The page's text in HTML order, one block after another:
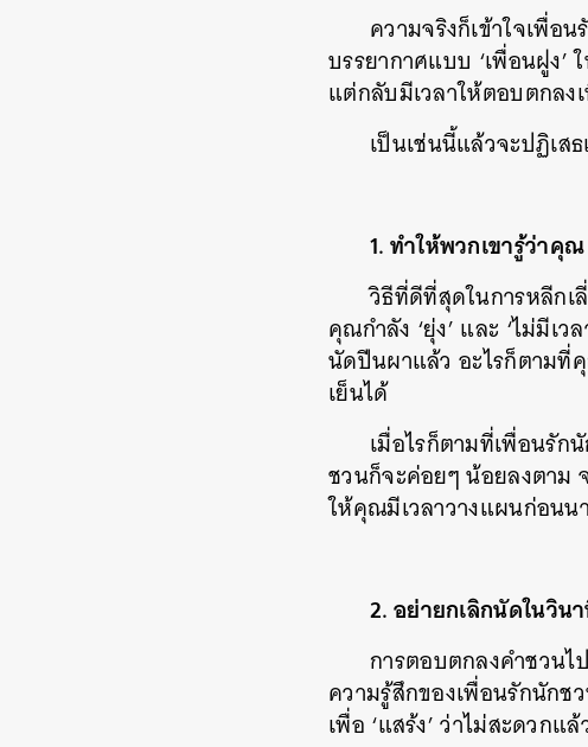
ความจริงก็เข้าใจเพื่อ
บรรยากาศแบบ ‘เพื่อนฝูง
แต่กลับมีเวลาให้ตอบตกลง
เป็นเช่นนี้แล้วจะปฏิเส
1.ทำให้พวกเขารู้ว่าคุณ
วิธีที่ดีที่สุดในการหลีกเ
คุณกำลัง ‘ยุ่ง’ และ ‘ไม่มีเ
นัดปีนผาแล้ว อะไรก็ตามที่
เย็นได้
เมื่อไรก็ตามที่เพื่อนรัก
ชวนก็จะค่อยๆ น้อยลงตาม
ให้คุณมีเวลาวางแผนก่อน
2.อย่ายกเลิกนัดในวิน
การตอบตกลงคำชวนไ
ความรู้สึกของเพื่อนรักนักช
เพื่อ ‘แสร้ง’ ว่าไม่สะดวก